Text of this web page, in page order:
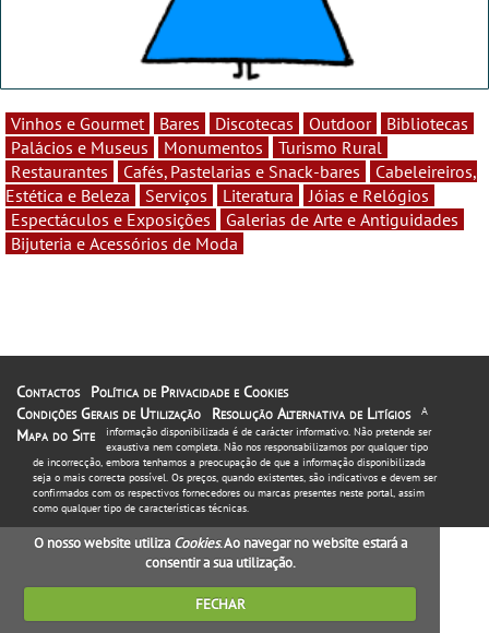
Vinhos e Gourmet Bares Discotecas Outdoor
Bibliotecas
Palácios e Museus
Monumentos
Turismo Rural
Restaurantes
Cafés, Pastelarias e Snack-bares
Cabeleireiros,
Estética e Beleza
Serviços Literatura
Jóias e Relógios
Espectáculos e Exposições
Galerias de Arte e Antiguidades
Bijuteria e Acessórios de Moda
Contactos
Política de Privacidade e Cookies
Condições Gerais de Utilização
Resolução Alternativa de Litígios
Mapa do Site
A
informação disponibilizada é de carácter informativo. Não pretende ser
exaustiva nem completa. Não nos responsabilizamos por qualquer tipo
de incorrecção, embora tenhamos a preocupação de que a informação disponibilizada
seja o mais correcta possível. Os preços, quando existentes, são indicativos e devem ser
confirmados com os respectivos fornecedores ou marcas presentes neste portal, assim
como qualquer tipo de características técnicas.
O nosso website utiliza Cookies. Ao navegar no website estará a
consentir a sua utilização.
FECHAR